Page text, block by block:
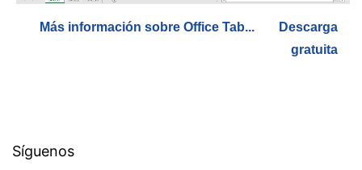
Más información sobre Office Tab...
Descarga
gratuita
Síguenos